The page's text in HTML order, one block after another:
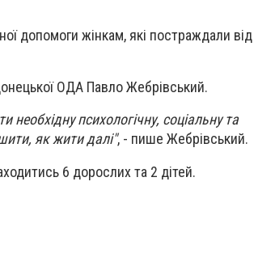
допомоги жінкам, які постраждали від
ОДА Павло Жебрівський.
психологічну, соціальну та
як жити далі", - пише Жебрівський.
6 дорослих та 2 дітей.